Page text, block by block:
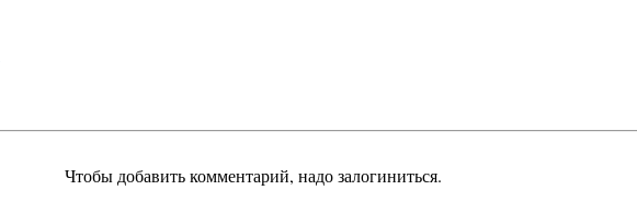
Чтобы добавить комментарий, надо залогиниться.